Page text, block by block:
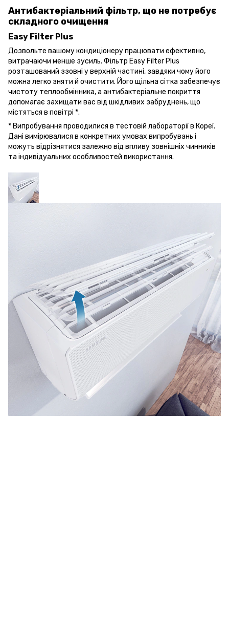
Антибактеріальний фільтр, що не потребує
складного очищення
Easy Filter Plus
Дозвольте вашому кондиціонеру працювати ефективно,
витрачаючи менше зусиль. Фільтр Easy Filter Plus
розташований ззовні у верхній частині, завдяки чому його
можна легко зняти й очистити. Його щільна сітка забезпечує
чистоту теплообмінника, а антибактеріальне покриття
допомагає захищати вас від шкідливих забруднень, що
містяться в повітрі *.
* Випробування проводилися в тестовій лабораторії в Кореї.
Дані вимірювалися в конкретних умовах випробувань і
можуть відрізнятися залежно від впливу зовнішніх чинників
та індивідуальних особливостей використання.